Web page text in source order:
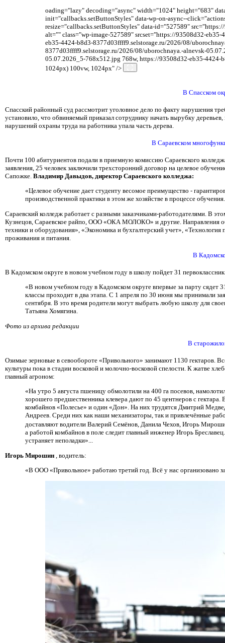
oading="lazy" decoding="async" width="1024" height="683"
init="callbacks.setButtonStyles" data-wp-on-async--
resize="callbacks.setButtonStyles" data-id="527589"
alt="" class="wp-image-527589" srcset="https://93508d32-
eb35-4424-b8d3-8377d03ffff9.selstorage.ru/2026/08/
8377d03ffff9.selstorage.ru/2026/08/uborochnaya.-alnevsk-
05.07.2026_5-768x512.jpg 768w, https://93508d32-eb35-
1024px) 100vw, 1024px" />
В Спасском
Спасский районный суд рассмотрит уголовное дело по факту нарушения
установило, что обвиняемый приказал сотруднику начать вырубку
нарушений охраны труда на работника упала часть дерева.
В Сараевском
Почти 100 абитуриентов подали в приемную комиссию Сараевского
заявления, 25 человек заключили трехсторонний договор на целевое
Сапожке. Владимир Давыдов, директор Сараевского колледжа:
«Целевое обучение дает студенту весомое преимущество -
производственной практики в этом же хозяйстве в процессе
Сараевский колледж работает с разными заказчиками-работодателями. В
Кузнецов, Сараевское райпо, ООО «ОКА МОЛОКО» и другие. Направления
техники и оборудования», «Экономика и бухгалтерский учет»,
проживания и питания.
В
В Кадомском округе в новом учебном году в школу пойдет 31
«В новом учебном году в Кадомском округе впервые за парту сядет
классы проходит в два этапа. С 1 апреля по 30 июня мы принимали
сентября. В это время родители могут выбрать любую школу для
Татьяна Хомягина.
Фото из архива редакции
В
Озимые зерновые в севообороте «Привольного» занимают 1130 гектаров.
культуры пока в стадии восковой и молочно-восковой спелости. К жатве
главный агроном:
«На утро 5 августа пшеницу обмолотили на 400 га посевов,
хорошего предшественника клевера дают по 45 центнеров с
комбайнов «Полесье» и один «Дон». На них трудятся Дмитрий
Андреев. Среди них как наши механизаторы, так и привлечённые
доставляют водители Валерий Семёнов, Данила Чехов, Игорь
а работой комбайнов в поле следит главный инженер Игорь
устраняет неполадки»...
Игорь Мирошин , водитель:
«В ООО «Привольное» работаю третий год. Всё у нас организовано